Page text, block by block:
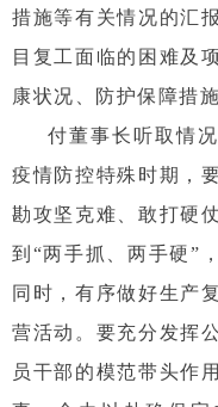
措施等有关情况的汇
目复工面临的困难及
康状况、防护保障措
付董事长听取情况
疫情防控特殊时期，
勘攻坚克难、敢打硬
到“两手抓、两手硬”
同时，有序做好生产
营活动。要充分发挥
员干部的模范带头作